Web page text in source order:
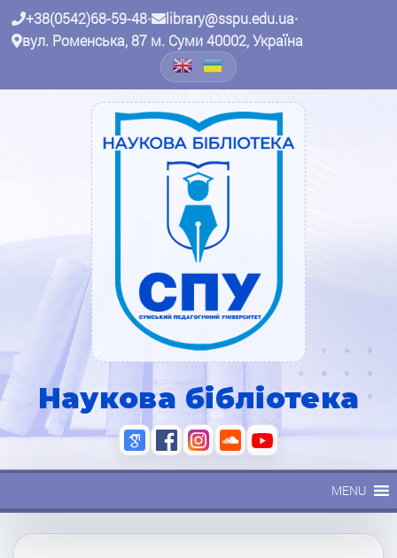
+38(0542)68-59-48• library@sspu.edu.ua•
вул. Роменська, 87 м. Суми 40002, Україна
Наукова бібліотека
MENU